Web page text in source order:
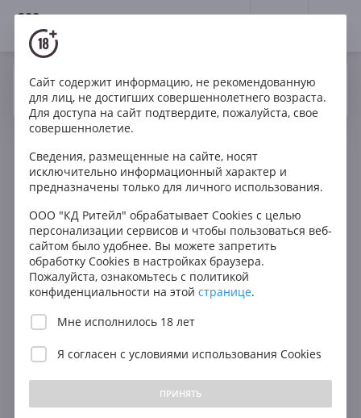
18+
Ваш город Москва ? Да
Вино Красное Сухое
Австрия
Claus Preisinger Kieselstein Zweigelt
Сайт содержит информацию, не рекомендованную
для лиц, не достигших совершеннолетнего возраста.
Для доступа на сайт подтвердите, пожалуйста, свое
совершеннолетие.
Сведения, размещенные на сайте, носят
исключительно информационный характер и
предназначены только для личного использования.
ООО "КД Ритейл" обрабатывает Cookies с целью
персонализации сервисов и чтобы пользоваться веб-
сайтом было удобнее. Вы можете запретить
обработку Cookies в настройках браузера.
Пожалуйста, ознакомьтесь с политикой
конфиденциальности на этой странице.
Мне исполнилось 18 лет
Я согласен с условиями использования Cookies
ПРИНЯТЬ